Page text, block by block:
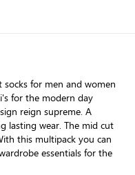
for men and women
for the modern day
reign supreme. A
lasting wear. The mid cut
this multipack you can
essentials for the